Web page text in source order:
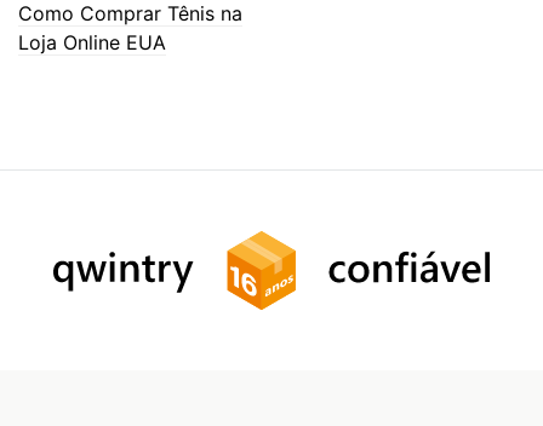
Como Comprar Tênis na
Loja Online EUA